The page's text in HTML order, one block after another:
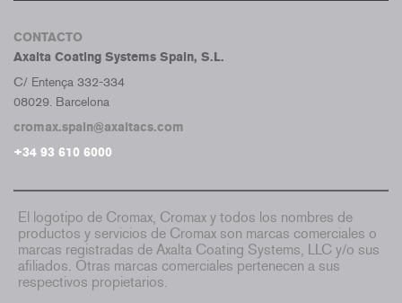
CONTACTO
Axalta Coating Systems Spain, S.L.
C/ Entença 332-334
08029. Barcelona
cromax.spain@axaltacs.com
+34 93 610 6000
El logotipo de Cromax, Cromax y todos los nombres de
productos y servicios de Cromax son marcas comerciales o
marcas registradas de Axalta Coating Systems, LLC y/o sus
afiliados. Otras marcas comerciales pertenecen a sus
respectivos propietarios.